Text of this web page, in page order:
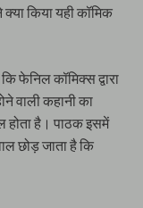
किया यही कॉमिक
फेनिल कॉमिक्स द्वारा
वाली कहानी का
होता है। पाठक इसमें
छोड़ जाता है कि